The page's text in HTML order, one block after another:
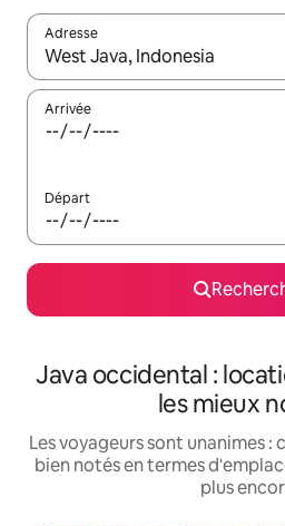
Adresse
Lorsque les résultats s'affichent,
Arrivée
Départ
Java occidental :
les mieux
Les voyageurs sont unanimes
bien notés en termes
plus